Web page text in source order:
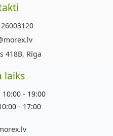
418B, Rīga
laiks
- 19:00
- 17:00